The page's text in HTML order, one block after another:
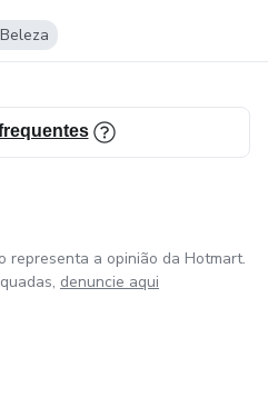
representa a opinião da Hotmart.
denuncie aqui